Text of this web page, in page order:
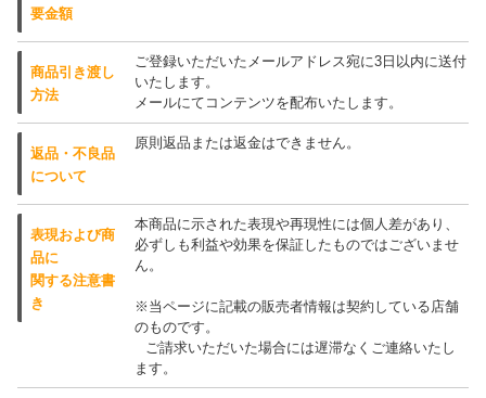
要金額
商品引き渡し
方法
ご登録いただいたメールアドレス宛に3日以内に送付
いたします。
メールにてコンテンツを配布いたします。
返品・不良品
について
原則返品または返金はできません。
表現および商
品に
関する注意書
き
本商品に示された表現や再現性には個人差があり、
必ずしも利益や効果を保証したものではございませ
ん。
※当ページに記載の販売者情報は契約している店舗
のものです。
ご請求いただいた場合には遅滞なくご連絡いたし
ます。